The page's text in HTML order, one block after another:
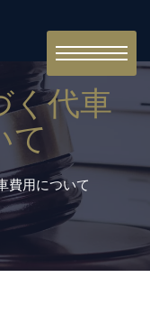
Toggle
navigation
く代車
て
費用について